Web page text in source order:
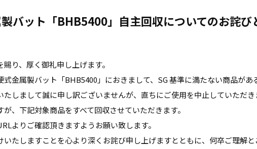
バット「BHB5400」自主回収についてのお詫び
り、厚く御礼申し上げます。
金属製バット「BHB5400」におきまして、SG 基準に満たない商品が
たしまして誠に申し訳ございませんが、直ちにご使用を中止していただ
、下記対象商品をすべて回収させていただきます。
よりご確認頂きますようお願い致します。
いたしますことを心より深くお詫び申し上げますとともに、何卒ご理解